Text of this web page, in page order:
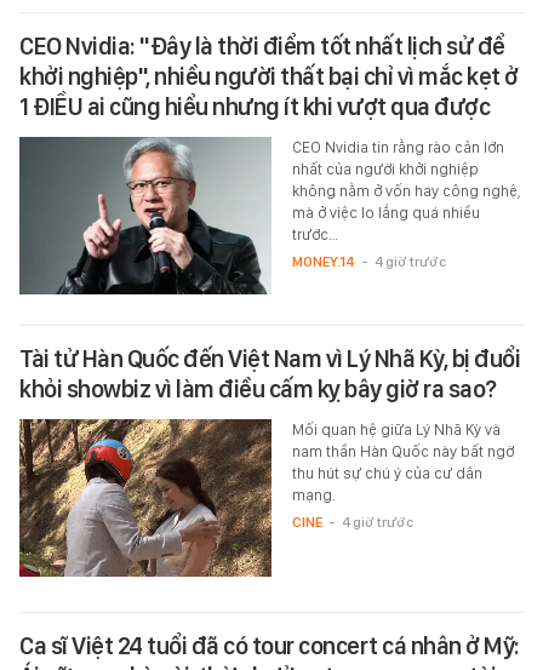
CEO Nvidia: "Đây là thời điểm tốt nhất lịch sử để
khởi nghiệp", nhiều người thất bại chỉ vì mắc kẹt ở
1 ĐIỀU ai cũng hiểu nhưng ít khi vượt qua được
CEO Nvidia tin rằng rào cản lớn
nhất của người khởi nghiệp
không nằm ở vốn hay công nghệ,
mà ở việc lo lắng quá nhiều
trước…
MONEY.14 - 4 giờ trước
Tài tử Hàn Quốc đến Việt Nam vì Lý Nhã Kỳ, bị đuổi
khỏi showbiz vì làm điều cấm kỵ bây giờ ra sao?
Mối quan hệ giữa Lý Nhã Kỳ và
nam thần Hàn Quốc này bất ngờ
thu hút sự chú ý của cư dân
mạng.
CINE - 4 giờ trước
Ca sĩ Việt 24 tuổi đã có tour concert cá nhân ở Mỹ: